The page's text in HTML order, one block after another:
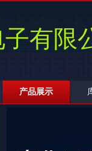
有限
产品展示